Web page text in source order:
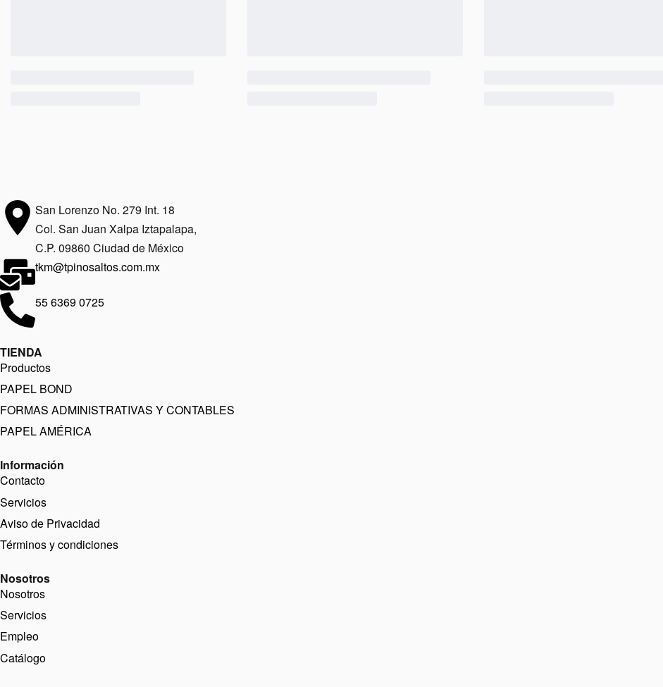
San Lorenzo No. 279 Int. 18
Col. San Juan Xalpa Iztapalapa,
C.P. 09860 Ciudad de México
tkm@tpinosaltos.com.mx
55 6369 0725
TIENDA
Productos
PAPEL BOND
FORMAS ADMINISTRATIVAS Y CONTABLES
PAPEL AMÉRICA
Información
Contacto
Servicios
Aviso de Privacidad
Términos y condiciones
Nosotros
Nosotros
Servicios
Empleo
Catálogo